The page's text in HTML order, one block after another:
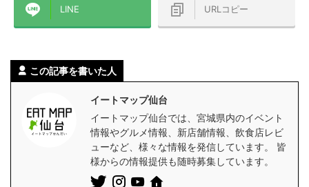
LINE URLコピー
この記事を書いた人
イートマップ仙台
イートマップ仙台では、宮城県内のイベント
情報やグルメ情報、新店舗情報、飲食店レビ
ューなど、様々な情報を発信しています。 皆
様からの情報提供も随時募集しています。